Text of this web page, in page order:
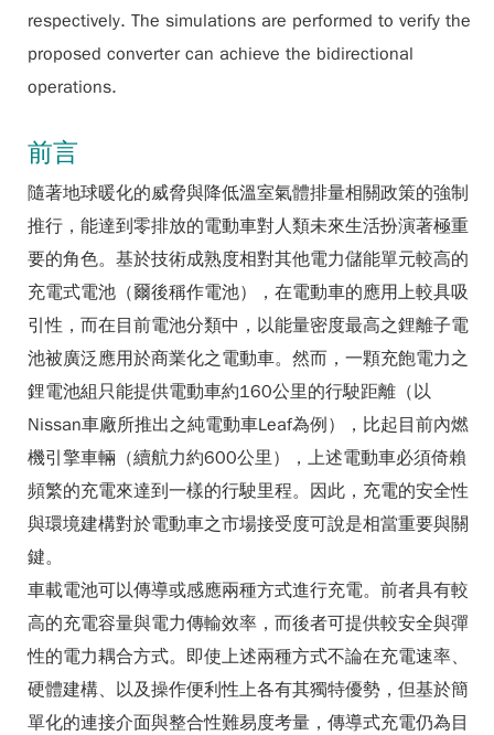
respectively. The simulations are performed to verify the
proposed converter can achieve the bidirectional
operations.
前言
隨著地球暖化的威脅與降低溫室氣體排量相關政策的強制
推行，能達到零排放的電動車對人類未來生活扮演著極重
要的角色。基於技術成熟度相對其他電力儲能單元較高的
充電式電池（爾後稱作電池），在電動車的應用上較具吸
引性，而在目前電池分類中，以能量密度最高之鋰離子電
池被廣泛應用於商業化之電動車。然而，一顆充飽電力之
鋰電池組只能提供電動車約160公里的行駛距離（以
Nissan車廠所推出之純電動車Leaf為例），比起目前內燃
機引擎車輛（續航力約600公里），上述電動車必須倚賴
頻繁的充電來達到一樣的行駛里程。因此，充電的安全性
與環境建構對於電動車之市場接受度可說是相當重要與關
鍵。
車載電池可以傳導或感應兩種方式進行充電。前者具有較
高的充電容量與電力傳輸效率，而後者可提供較安全與彈
性的電力耦合方式。即使上述兩種方式不論在充電速率、
硬體建構、以及操作便利性上各有其獨特優勢，但基於簡
單化的連接介面與整合性難易度考量，傳導式充電仍為目